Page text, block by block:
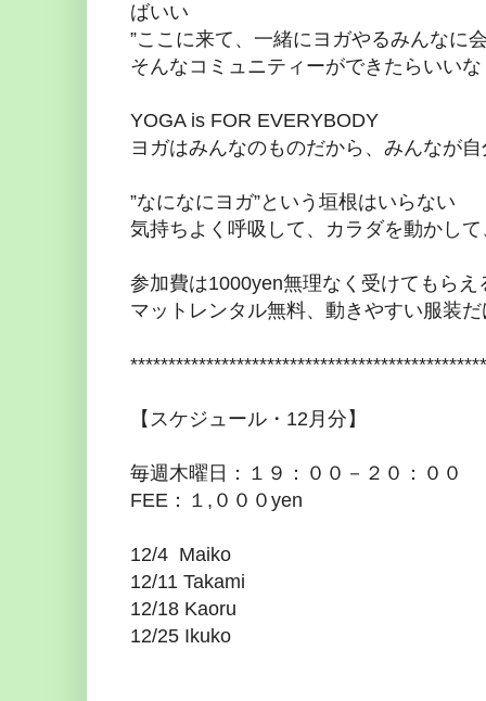
ばいい
”ここに来て、一緒にヨガやるみんなに
そんなコミュニティーができたらいいな
YOGA is FOR EVERYBODY
ヨガはみんなのものだから、みんなが
”なになにヨガ”という垣根はいらない
気持ちよく呼吸して、カラダを動かし
参加費は1000yen無理なく受けてもらえ
マットレンタル無料、動きやすい服装
【スケジュール・12月分】
毎週木曜日：１９：００－２０：００
FEE：１,０００yen
12/4 Maiko
12/11 Takami
12/18 Kaoru
12/25 Ikuko